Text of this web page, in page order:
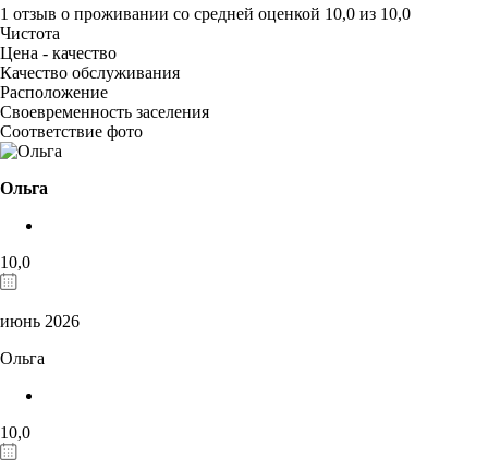
1 отзыв о проживании со средней оценкой 10,0 из 10,0
Чистота
Цена - качество
Качество обслуживания
Расположение
Своевременность заселения
Соответствие фото
Ольга
10,0
июнь 2026
Ольга
10,0